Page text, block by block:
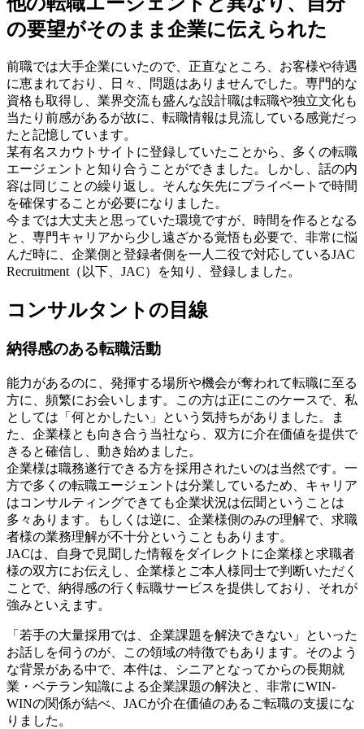
の要望がそのまま企業に伝えられた
前職では大手企業にいたので、正直なところ、お客様や待遇
に恵まれており、日々、問題はありませんでした。専門的な
資格も取得し、業界交流も盛んな設計職は転職や独立文化も
当たり前感があるが故に、転職情報は見流している感覚だっ
たと記憶しています。
某有名スカウトサイトに登録していたことから、多くの転職
エージェントと知り合うことができました。しかし、話の内
容は同じことの繰り返し。そんな矢先にプライベートで時間
を確保することが必要になりました。
今までは大丈夫と思っていた環境ですが、時間を作るとなる
と、専門キャリアから少し遠ざかる覚悟も必要で、非常に悩
んだ時に、企業側と登録者側を一人二役で対応しているJAC
Recruitment（以下、JAC）を知り、登録しました。
コンサルタントの目線
納得感のある転職活動
能力があるのに、発揮する場所や機会が奪われて転職に至る
方に、頻繁にお会いします。この方は正にこのケースで、私
としては「何とかしたい」という気持ちがありました。ま
た、企業様とも向き合う当社なら、双方に介在価値を提供で
きると確信し、動き始めました。
企業様は職務遂行できる方を採用されたいのは当然です。一
方で多くの転職エージェントは分業しているため、キャリア
はコンサルティングできても企業状況は伝聞ということは
多々あります。もしくは逆に、企業様側のみの理解で、求職
者様の業務理解が不十分ということもあります。
JACは、自身で見聞した情報をダイレクトに企業様と求職者
様の双方にお伝えし、企業様とご本人様同士で判断いただく
ことで、納得感の行く転職サービスを提供しており、それが
強みといえます。
「若手の大量採用では、企業課題を解決できない」といった
お話しを伺うのが、この領域の特徴でもあります。そのよう
な背景がある中で、本件は、シニアとなってからの長期就
業・ベテラン知識による企業課題の解決と、非常にWIN-
WINの関係が結べ、JACが介在価値のあるご転職の支援にな
りました。